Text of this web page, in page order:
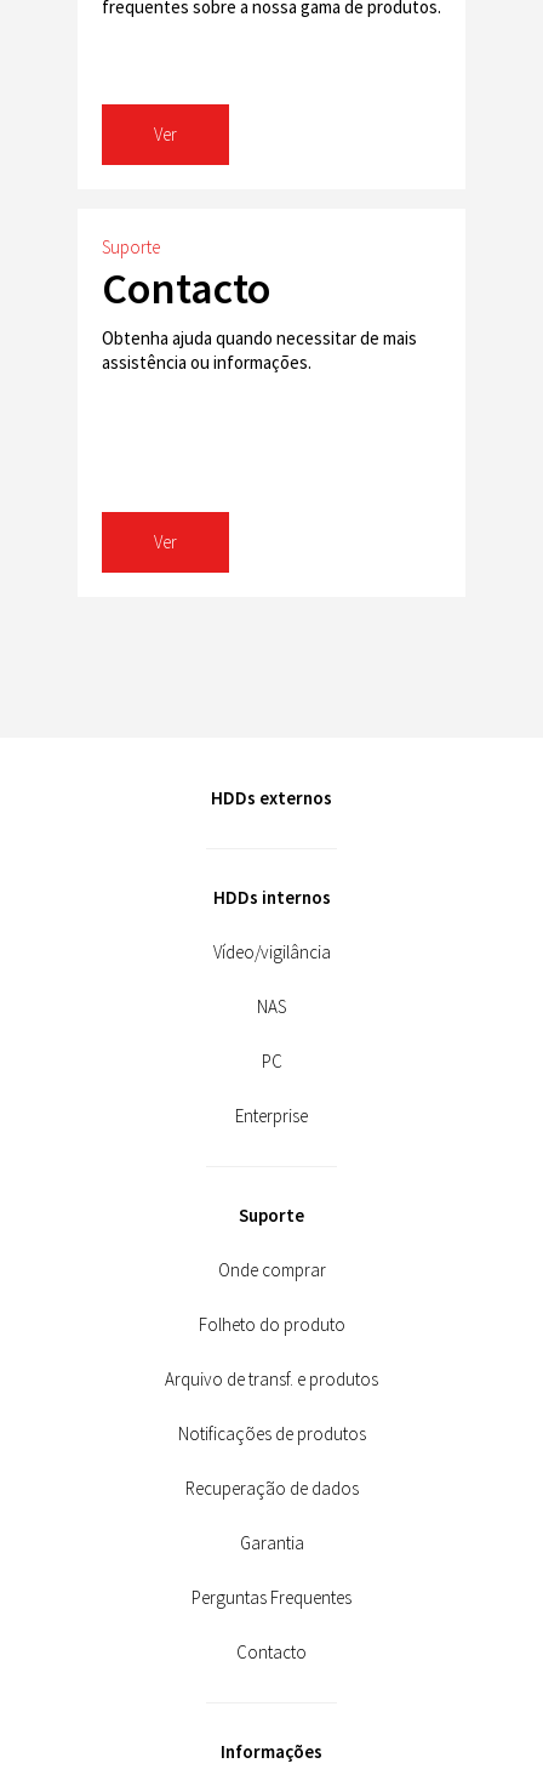
frequentes sobre a nossa gama de produtos.
Ver
Suporte
Contacto
Obtenha ajuda quando necessitar de mais
assistência ou informações.
Ver
HDDs externos
HDDs internos
Vídeo/vigilância
NAS
PC
Enterprise
Suporte
Onde comprar
Folheto do produto
Arquivo de transf. e produtos
Notificações de produtos
Recuperação de dados
Garantia
Perguntas Frequentes
Contacto
Informações